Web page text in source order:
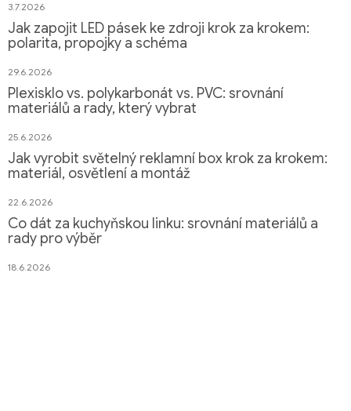
3.7.2026
Jak zapojit LED pásek ke zdroji krok za krokem:
polarita, propojky a schéma
29.6.2026
Plexisklo vs. polykarbonát vs. PVC: srovnání
materiálů a rady, který vybrat
25.6.2026
Jak vyrobit světelný reklamní box krok za krokem:
materiál, osvětlení a montáž
22.6.2026
Co dát za kuchyňskou linku: srovnání materiálů a
rady pro výběr
18.6.2026